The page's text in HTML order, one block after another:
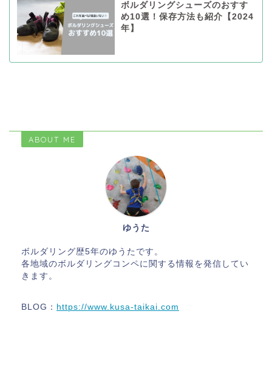
ボルダリングシューズのおすす
め10選！保存方法も紹介【2024
年】
ABOUT ME
ゆうた
ボルダリング歴5年のゆうたです。
各地域のボルダリングコンペに関する情報を発信してい
きます。
BLOG： https://www.kusa-taikai.com